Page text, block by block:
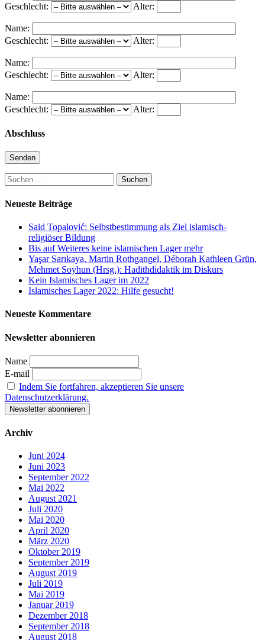
Geschlecht:
Alter:
Name:
Geschlecht:
Alter:
Name:
Geschlecht:
Alter:
Name:
Geschlecht:
Alter:
Abschluss
Suchen
nach:
Neueste Beiträge
Said Topalović: Selbstbestimmung als Ziel islamisch-
religiöser Bildung
Bis auf Weiteres keine islamischen Lager mehr
Yaşar Sarıkaya, Martin Rothgangel, Déborah Kathleen Grün,
Mehmet Soyhun (Hrsg.): Hadithdidaktik im Diskurs
Kein Islamisches Lager im 2022
Islamisches Lager 2022: Hilfe gesucht!
Neueste Kommentare
Newsletter abonnieren
Name
E-mail
Indem Sie fortfahren, akzeptieren Sie unsere
Datenschutzerklärung.
Archiv
Juni 2024
Juni 2023
September 2022
Mai 2022
August 2021
Juli 2020
Mai 2020
April 2020
März 2020
Oktober 2019
September 2019
August 2019
Juli 2019
Mai 2019
Januar 2019
Dezember 2018
September 2018
August 2018